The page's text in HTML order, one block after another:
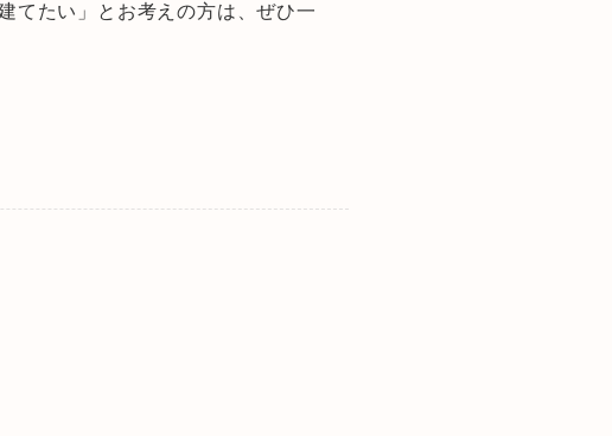
てたい」とお考えの方は、ぜひ一